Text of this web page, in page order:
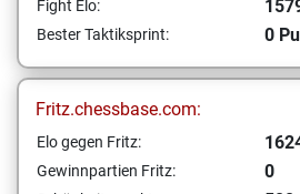
Fight Elo:
Bester Taktiksprint: 0
Fritz.chessbase.com:
Elo gegen Fritz:
Gewinnpartien Fritz: 0